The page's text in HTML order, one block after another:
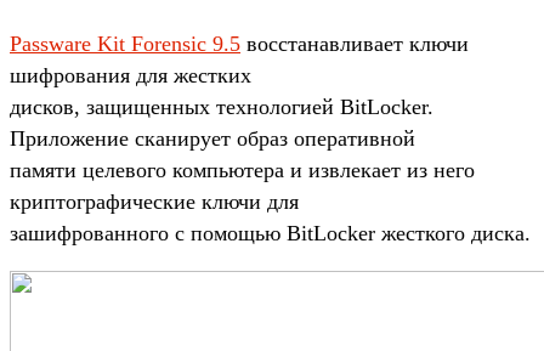
Passware Kit Forensic 9.5 восстанавливает ключи
шифрования для жестких
дисков, защищенных технологией BitLocker.
Приложение сканирует образ оперативной
памяти целевого компьютера и извлекает из него
криптографические ключи для
зашифрованного с помощью BitLocker жесткого диска.